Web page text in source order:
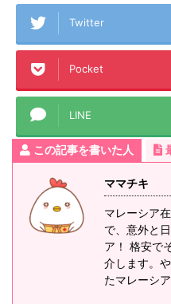
Twitter
Pocket
LINE
この記事を書いた人
ママチキ
マレーシア
で、意外と
ア！ 格安で
介します。
たマレーシ